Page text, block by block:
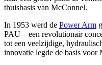
thuisbasis van McConnel.
In 1953 werd de Power Arm
PAU – een revolutionair
tot een veelzijdige,
innovatie legde de basis voor